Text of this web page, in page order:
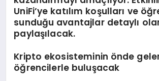
UniFi’ye katılım koşulları ve
sunduğu avantajlar detaylı
paylaşılacak.
Kripto ekosisteminin önde g
öğrencilerle buluşacak